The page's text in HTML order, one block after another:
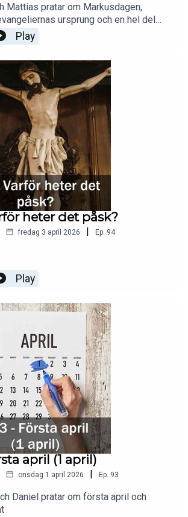
Mattias pratar om Markusdagen,
ursprung och en hel del
Play
heter det påsk?
fredag 3 april 2026 | Ep. 94
Play
april (1 april)
onsdag 1 april 2026 | Ep. 93
Daniel pratar om första april och